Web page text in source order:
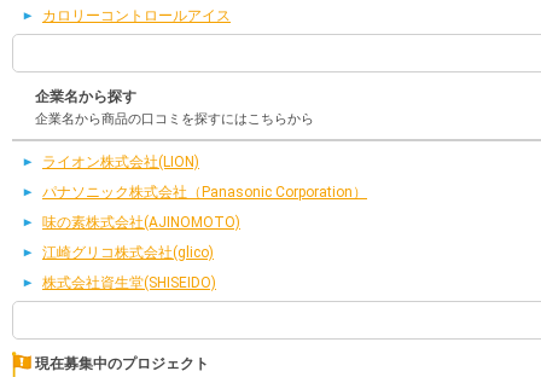
カロリーコントロールアイス
企業名から探す
企業名から商品の口コミを探すにはこちらから
ライオン株式会社(LION)
パナソニック株式会社（Panasonic Corporation）
味の素株式会社(AJINOMOTO)
江崎グリコ株式会社(glico)
株式会社資生堂(SHISEIDO)
現在募集中のプロジェクト